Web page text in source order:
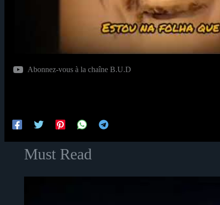
Abonnez-vous à la chaîne B.U.D
Must Read